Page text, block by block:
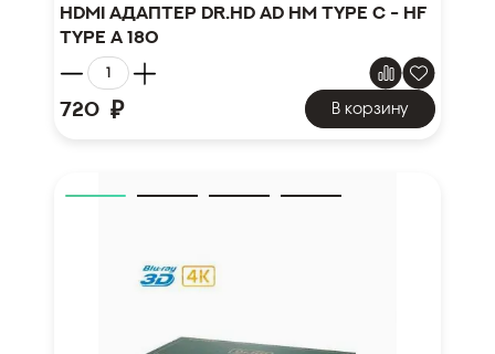
HDMI адаптер Dr.HD AD HM type C - HF
type A 180
720 ₽ В корзину